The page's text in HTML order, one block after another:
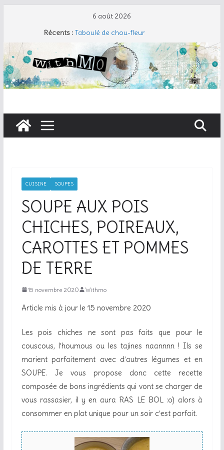
6 août 2026
Récents : Taboulé de chou-fleur
Salade de pâtes façon César
Travers de porc et salade fraîche
Coudre un gant de toilette
Cherry Cobbler
CUISINE SOUPES
SOUPE AUX POIS
CHICHES, POIREAUX,
CAROTTES ET POMMES
DE TERRE
15 novembre 2020 Withmo
Article mis à jour le 15 novembre 2020
Les pois chiches ne sont pas faits que pour le
couscous, l’houmous ou les tajines naannnn ! Ils se
marient parfaitement avec d’autres légumes et en
SOUPE. Je vous propose donc cette recette
composée de bons ingrédients qui vont se charger de
vous rassasier, il y en aura RAS LE BOL :o) alors à
consommer en plat unique pour un soir c’est parfait.